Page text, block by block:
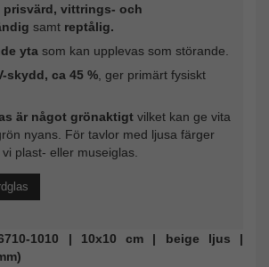
prisvärd, vittrings- och
samt reptålig.
yta som kan upplevas som störande.
skydd, ca 45 % , ger primärt fysiskt
är något grönaktigt vilket kan ge vita
nyans. För tavlor med ljusa färger
plast- eller museiglas.
1010 | 10x10 cm | beige ljus |